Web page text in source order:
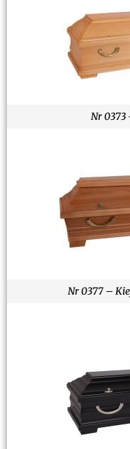
Nr
Nr 0377 –